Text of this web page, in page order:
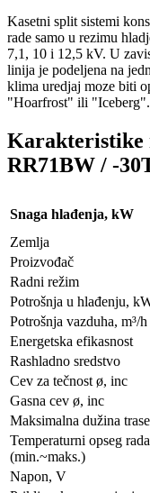
Kasetni split sistemi
rade samo u rezimu
7,1, 10 i 12,5 kV. U
linija je podeljena na
klima uredjaj moze biti
"Hoarfrost" ili "Iceberg".
Karakteristike
RR71BW / -
Snaga hlađenja, kW
Zemlja
Proizvođač
Radni režim
Potrošnja u hlađenju,
Potrošnja vazduha, m³/h
Energetska efikasnost
Rashladno sredstvo
Cev za tečnost ø, inc
Gasna cev ø, inc
Maksimalna dužina
Temperaturni opseg
(min.~maks.)
Napon, V